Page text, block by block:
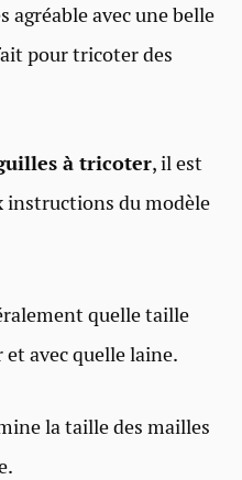
agréable avec une belle
pour tricoter des
à tricoter, il est
instructions du modèle
quelle taille
avec quelle laine.
la taille des mailles